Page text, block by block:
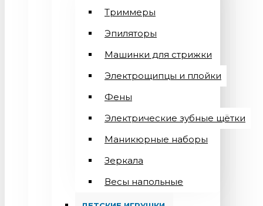
Триммеры
Эпиляторы
Машинки для стрижки
Электрощипцы и плойки
Фены
Электрические зубные щётки
Маникюрные наборы
Зеркала
Весы напольные